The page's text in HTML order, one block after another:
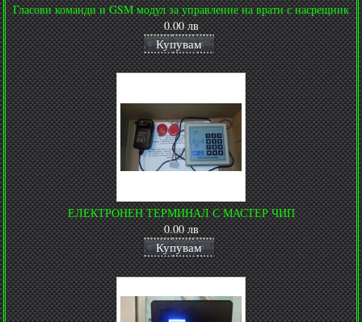
Гласови команди и GSM модул за управление на врати с насрещник
0.00 лв
Купувам
ЕЛЕКТРОНЕН ТЕРМИНАЛ С МАСТЕР ЧИП
0.00 лв
Купувам